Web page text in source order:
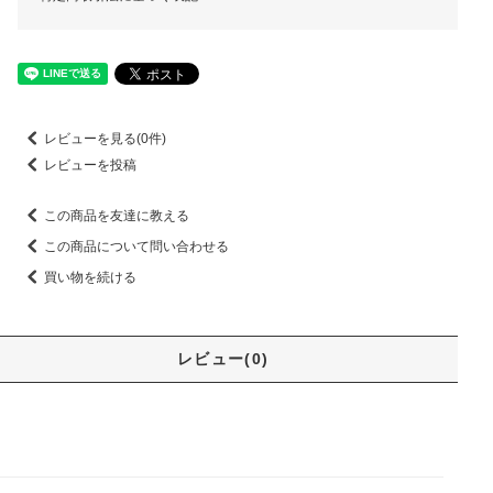
レビューを見る(0件)
レビューを投稿
この商品を友達に教える
この商品について問い合わせる
買い物を続ける
レビュー(0)